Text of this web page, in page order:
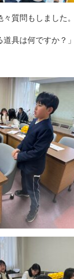
質問もしました。
道具は何ですか？」